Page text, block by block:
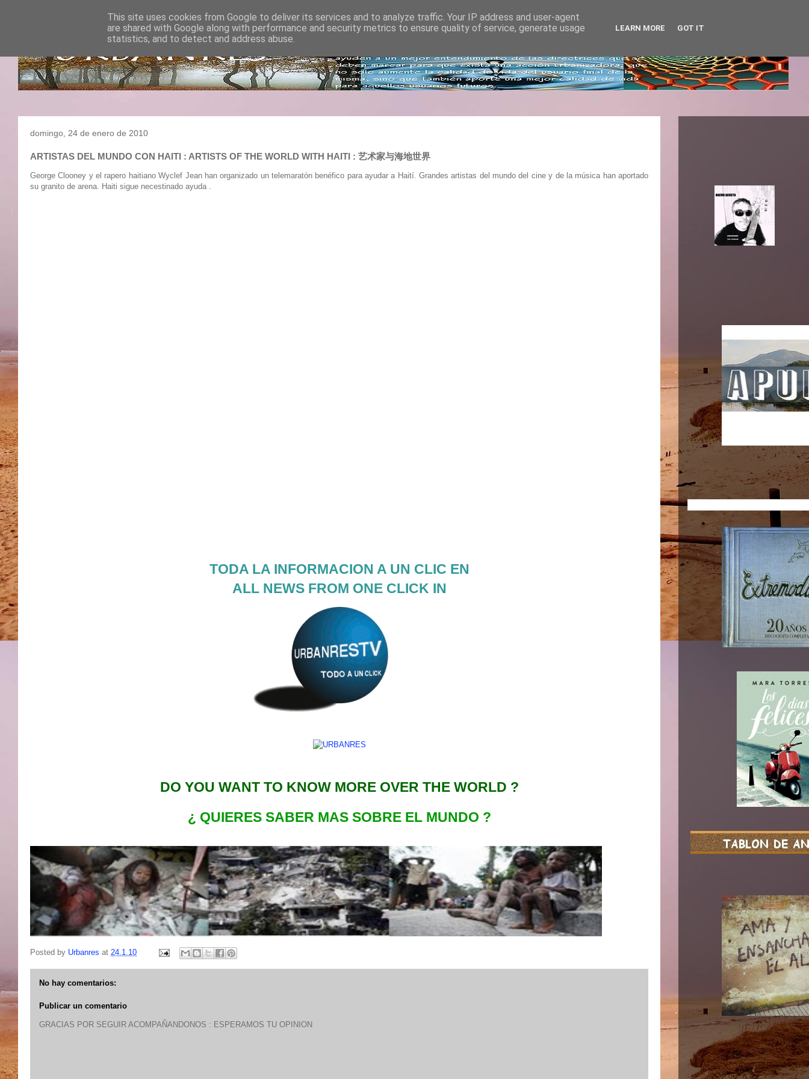
domingo, 24 de enero de 2010
ARTISTAS DEL MUNDO CON HAITI : ARTISTS OF THE WORLD WITH HAITI : 艺术家与海地世界
George Clooney y el rapero haitiano Wyclef Jean han organizado un telemaratón benéfico para ayudar a Haití. Grandes artistas del mundo del cine y de la música han aportado
su granito de arena. Haiti sigue necestinado ayuda .
TODA LA INFORMACION A UN CLIC EN
ALL NEWS FROM ONE CLICK IN
DO YOU WANT TO KNOW MORE OVER THE WORLD ?
¿ QUIERES SABER MAS SOBRE EL MUNDO ?
Posted by Urbanres at 24.1.10
No hay comentarios:
Publicar un comentario
GRACIAS POR SEGUIR ACOMPAÑANDONOS : ESPERAMOS TU OPINION
This site uses cookies from Google to deliver its services and to analyze traffic. Your IP address and user-agent
are shared with Google along with performance and security metrics to ensure quality of service, generate usage
statistics, and to detect and address abuse.
LEARN MORE GOT IT